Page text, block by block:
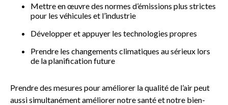
Mettre en œuvre des normes d’émissions plus strictes
pour les véhicules et l’industrie
Développer et appuyer les technologies propres
Prendre les changements climatiques au sérieux lors
de la planification future
Prendre des mesures pour améliorer la qualité de l’air peut
aussi simultanément améliorer notre santé et notre bien-